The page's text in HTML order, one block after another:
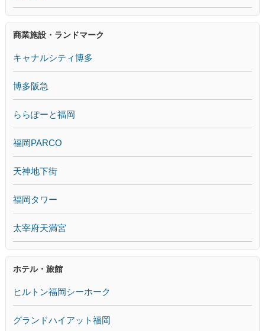
商業施設・ランドマーク
キャナルシティ博多
博多阪急
ららぽーと福岡
福岡PARCO
天神地下街
福岡タワー
太宰府天満宮
ホテル・旅館
ヒルトン福岡シーホーク
グランドハイアット福岡